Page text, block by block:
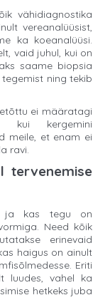
vähidiagnostika
vereanalüüsist,
ka koeanalüüsi.
vaid juhul, kui on
saame biopsia
ning tekib
ei määratagi
kui kergemini
meile, et enam ei
ravi.
tervenemise
ja kas tegu on
Need kõik
erinevaid
haigus on ainult
Eriti
luudes, vahel ka
hetkeks juba